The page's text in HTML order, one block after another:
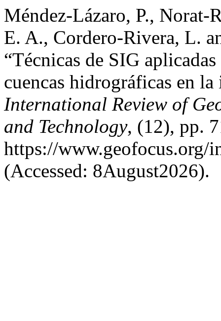
Méndez-Lázaro, P., Norat-
E. A., Cordero-Rivera, L.
“Técnicas de SIG
cuencas hidrográficas en
International Review of
and Technology, (12), pp.
https://www.geofocus.org/
(Accessed: 8August2026).